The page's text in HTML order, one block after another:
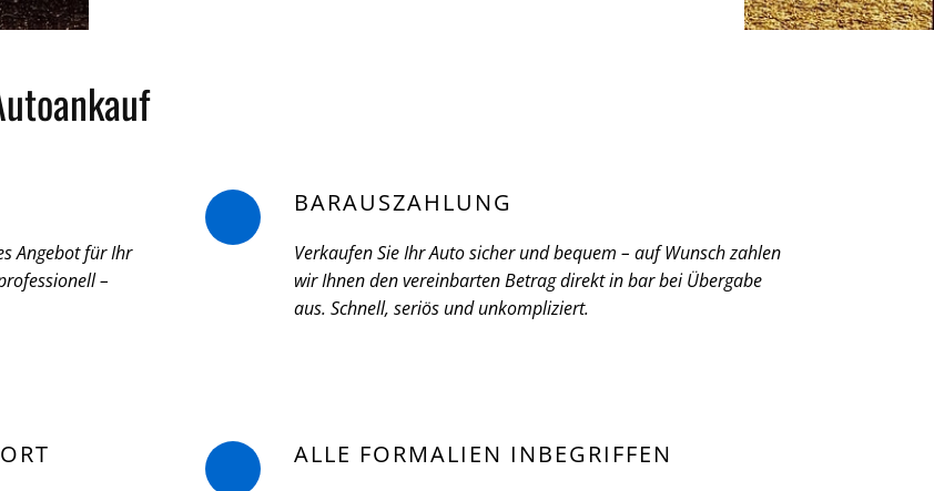
Angebot für Ihr
–
BARAUSZAHLUNG
Verkaufen Sie Ihr Auto sicher und bequem – auf Wunsch zahlen
wir Ihnen den vereinbarten Betrag direkt in bar bei Übergabe
aus. Schnell, seriös und unkompliziert.
ALLE FORMALIEN INBEGRIFFEN